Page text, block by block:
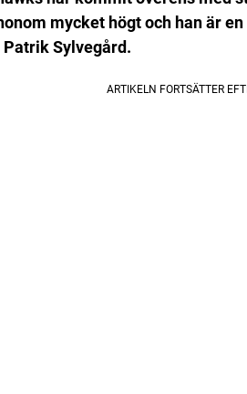
mycket högt och han är
Sylvegård.